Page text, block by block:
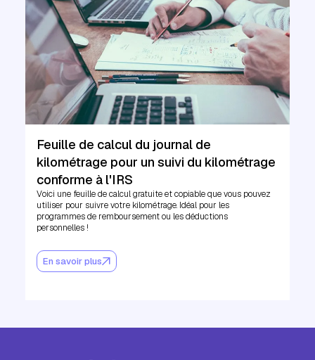
Feuille de calcul du journal de
kilométrage pour un suivi du kilométrage
conforme à l'IRS
Voici une feuille de calcul gratuite et copiable que vous pouvez
utiliser pour suivre votre kilométrage. Idéal pour les
programmes de remboursement ou les déductions
personnelles !
En savoir plus